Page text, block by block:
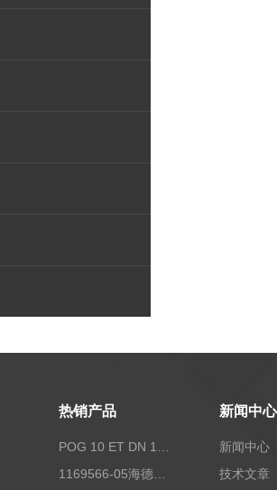
热销产品
1169566-05海德汉西门子编码器现货
新闻中心
新闻中心
技术文章